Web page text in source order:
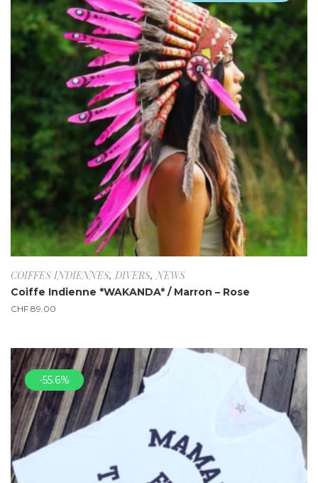
COIFFES INDIENNES, DIVERS,NEWS
Coiffe Indienne *WAKANDA* / Marron – Rose
CHF 89.00
-55.6%